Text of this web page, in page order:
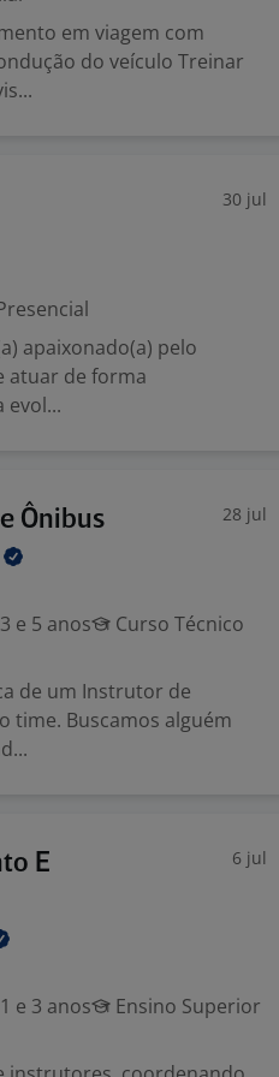
em viagem com
do veículo Treinar
30 jul
apaixonado(a) pelo
atuar de forma
Ônibus 28 jul
e 5 anos
Curso Técnico
de um Instrutor de
time. Buscamos alguém
E
6 jul
e 3 anos
Ensino Superior